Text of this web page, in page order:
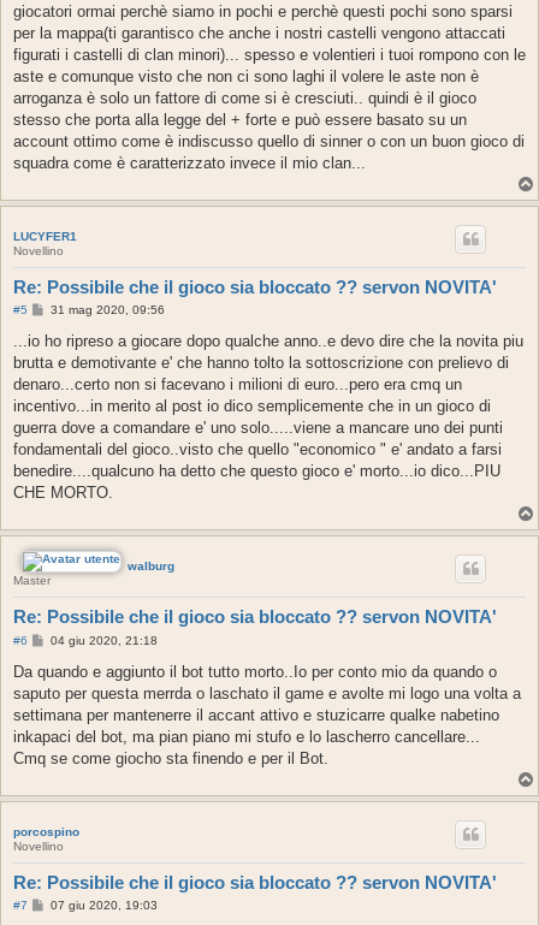
i
o
giocatori ormai perchè siamo in pochi e perchè questi pochi sono sparsi
per la mappa(ti garantisco che anche i nostri castelli vengono attaccati
figurati i castelli di clan minori)... spesso e volentieri i tuoi rompono con le
aste e comunque visto che non ci sono laghi il volere le aste non è
arroganza è solo un fattore di come si è cresciuti.. quindi è il gioco
stesso che porta alla legge del + forte e può essere basato su un
account ottimo come è indiscusso quello di sinner o con un buon gioco di
squadra come è caratterizzato invece il mio clan...
LUCYFER1
Novellino
Re: Possibile che il gioco sia bloccato ?? servon NOVITA'
#5
M
s
a
g
i
o
31 mag 2020, 09:56
...io ho ripreso a giocare dopo qualche anno..e devo dire che la novita piu
brutta e demotivante e' che hanno tolto la sottoscrizione con prelievo di
denaro...certo non si facevano i milioni di euro...pero era cmq un
incentivo...in merito al post io dico semplicemente che in un gioco di
guerra dove a comandare e' uno solo.....viene a mancare uno dei punti
fondamentali del gioco..visto che quello "economico " e' andato a farsi
benedire....qualcuno ha detto che questo gioco e' morto...io dico...PIU
CHE MORTO.
walburg
Master
Re: Possibile che il gioco sia bloccato ?? servon NOVITA'
#6
M
s
s
a
g
i
o
04 giu 2020, 21:18
Da quando e aggiunto il bot tutto morto..Io per conto mio da quando o
saputo per questa merrda o laschato il game e avolte mi logo una volta a
settimana per mantenerre il accant attivo e stuzicarre qualke nabetino
inkapaci del bot, ma pian piano mi stufo e lo lascherro cancellare...
Cmq se come giocho sta finendo e per il Bot.
porcospino
Novellino
Re: Possibile che il gioco sia bloccato ?? servon NOVITA'
#7
M07 giu 2020, 19:03